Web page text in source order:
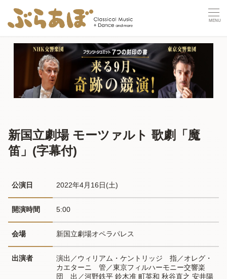
新国立劇場 モーツァルト 歌劇「魔
笛」(字幕付)
公演日 2022年4月16日(土)
開演時間 5:00
会場 新国立劇場オペラパレス
出演者
演出／ウィリアム・ケントリッジ　指／オレグ・
カエターニ　管／東京フィルハーモニー交響楽
団　出／河野鉄平 鈴木准 町英和 秋谷直之 安井陽